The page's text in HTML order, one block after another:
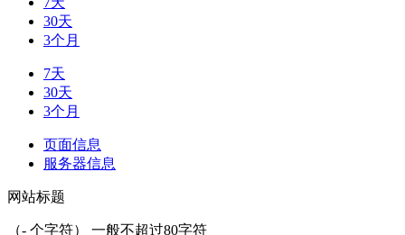
30天
3个月
7天
30天
3个月
页面信息
服务器信息
网站标题
（- 个字符） 一般不超过80字符